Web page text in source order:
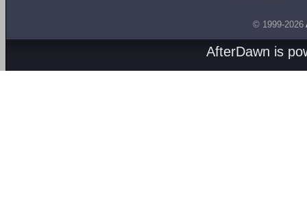
© 1999-2026
AfterDawn is